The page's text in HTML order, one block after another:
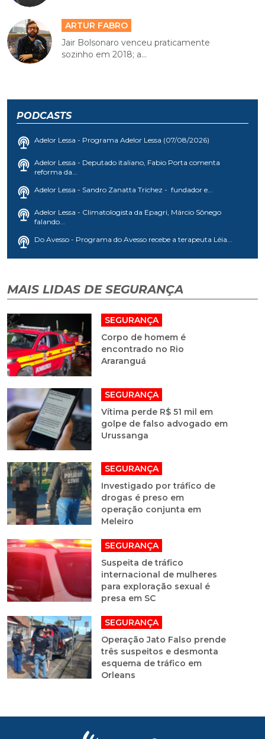
ARTUR FABRO
Jair Bolsonaro venceu praticamente
sozinho em 2018; a...
PODCASTS
Adelor Lessa - Programa Adelor Lessa (07/08/2026)
Adelor Lessa - Deputado italiano, Fabio Porta comenta
reforma da...
Adelor Lessa - Sandro Zanatta Trichez - fundador e...
Adelor Lessa - Climatologista da Epagri, Márcio Sônego
falando...
Do Avesso - Programa do Avesso recebe a terapeuta Léia...
MAIS LIDAS DE SEGURANÇA
SEGURANÇA
Corpo de homem é
encontrado no Rio
Araranguá
SEGURANÇA
Vítima perde R$ 51 mil em
golpe de falso advogado em
Urussanga
SEGURANÇA
Investigado por tráfico de
drogas é preso em
operação conjunta em
Meleiro
SEGURANÇA
Suspeita de tráfico
internacional de mulheres
para exploração sexual é
presa em SC
SEGURANÇA
Operação Jato Falso prende
três suspeitos e desmonta
esquema de tráfico em
Orleans